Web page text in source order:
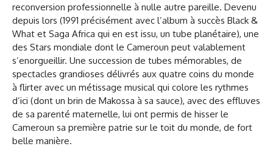
reconversion professionnelle à nulle autre pareille. Devenu
depuis lors (1991 précisément avec l’album à succès Black &
What et Saga Africa qui en est issu, un tube planétaire), une
des Stars mondiale dont le Cameroun peut valablement
s’enorgueillir. Une succession de tubes mémorables, de
spectacles grandioses délivrés aux quatre coins du monde
à flirter avec un métissage musical qui colore les rythmes
d’ici (dont un brin de Makossa à sa sauce), avec des effluves
de sa parenté maternelle, lui ont permis de hisser le
Cameroun sa première patrie sur le toit du monde, de fort
belle manière.